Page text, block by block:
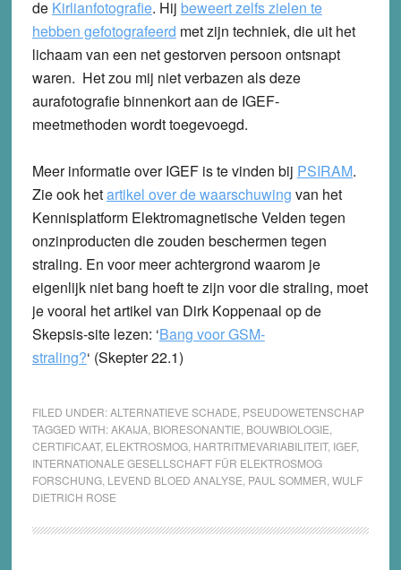
de Kirlianfotografie. Hij beweert zelfs zielen te
hebben gefotografeerd met zijn techniek, die uit het
lichaam van een net gestorven persoon ontsnapt
waren. Het zou mij niet verbazen als deze
aurafotografie binnenkort aan de IGEF-
meetmethoden wordt toegevoegd.
Meer informatie over IGEF is te vinden bij PSIRAM.
Zie ook hetartikel over de waarschuwing van het
Kennisplatform Elektromagnetische Velden tegen
onzinproducten die zouden beschermen tegen
straling. En voor meer achtergrond waarom je
eigenlijk niet bang hoeft te zijn voor die straling, moet
je vooral het artikel van Dirk Koppenaal op de
Skepsis-site lezen: ‘Bang voor GSM-
straling?‘ (Skepter 22.1)
FILED UNDER:ALTERNATIEVE SCHADE PSEUDOWETENSCHAP
TAGGED WITH:AKAIJA, BIORESONANTIE BOUWBIOLOGIE
CERTIFICAAT, ELEKTROSMOG, HARTRITMEVARIABILITEIT, IGEF,
INTERNATIONALE GESELLSCHAFT FÜR ELEKTROSMOG
FORSCHUNG, LEVEND BLOED ANALYSE PAUL SOMMER WULF
DIETRICH ROSE